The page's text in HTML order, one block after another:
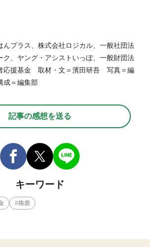
NPO
NPO
japan.co.jp/logical/
6
2
11
んプラス、株式会社ロジカル、一般社団法
ク、ヤング・アシストいっぽ、一般財団法
応援基金 取材・文＝濱田研吾 写真＝編
＝編集部
記事の感想を送る
キーワード
格差